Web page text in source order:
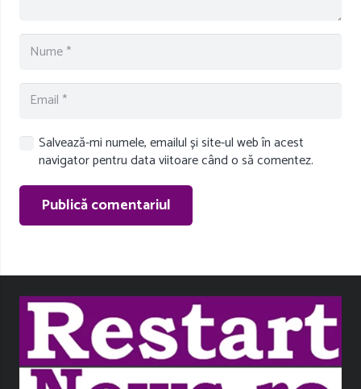
Salvează-mi numele, emailul și site-ul web în acest
navigator pentru data viitoare când o să comentez.
Publică comentariul